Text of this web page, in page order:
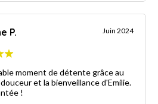
P. Juin 2024
moment de détente grâce au
et la bienveillance d'Emilie.
!